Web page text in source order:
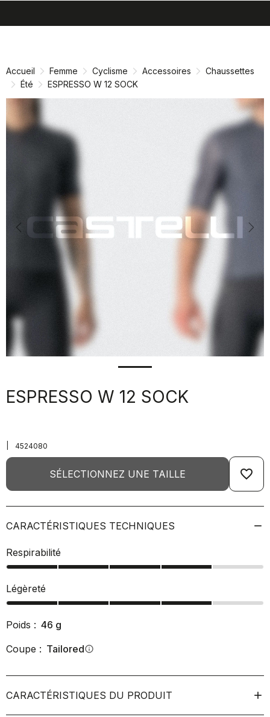
directement
navigation
directement
Accueil Femme Cyclisme Accessoires
Chaussettes
Été
ESPRESSO W 12 SOCK
Previous
ESPRESSO W 12 SOCK
4524080
SÉLECTIONNEZ UNE TAILLE favorite_border
CARACTÉRISTIQUES TECHNIQUES
Respirabilité
Légèreté
Poids : 46 g
Coupe : Tailoredinfo
CARACTÉRISTIQUES DU PRODUIT